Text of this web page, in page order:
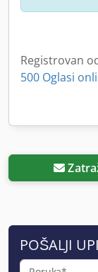
Registrovan
500 Oglasi
POŠALJI